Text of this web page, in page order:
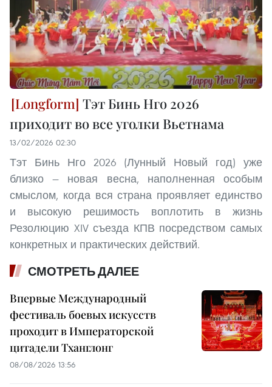
Тэт Бинь Нго 2026
приходит во все уголки Вьетнама
13/02/2026 02:30
Тэт Бинь Нго 2026 (Лунный Новый год) уже
близко — новая весна, наполненная особым
смыслом, когда вся страна проявляет единство
и высокую решимость воплотить в жизнь
Резолюцию XIV съезда КПВ посредством самых
конкретных и практических действий.
СМОТРЕТЬ ДАЛЕЕ
Впервые Международный
фестиваль боевых искусств
проходит в Императорской
цитадели Тханглонг
08/08/2026 13:56